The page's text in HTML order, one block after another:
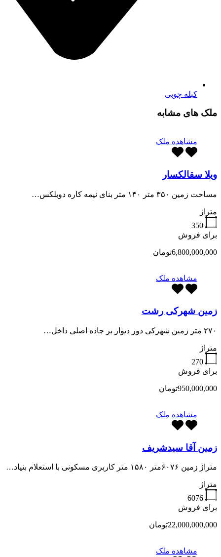
کبله چوبی
ملک های مشابه
مشاهده ملک
ویلا سقالکسار
مساحت زمین ۳۵۰ متر ۱۴۰ متر بنای نیمه کاره دوبلکس…
متراژ
350
برای فروش
6,800,000,000تومان
مشاهده ملک
زمین شهرکی رشت
۲۷۰ متر زمین شهرکی دور دیوار بر جاده اصلی داخل…
متراژ
270
برای فروش
950,000,000تومان
مشاهده ملک
زمین آقا سیدشریف
متراژ زمین ۶۰۷۶متر ۱۵۸۰ متر کاربری مسکونی با استعلام بنیاد…
متراژ
6076
برای فروش
22,000,000,000تومان
مشاهده ملک